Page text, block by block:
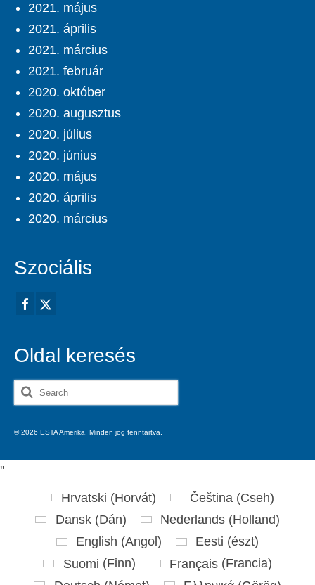
2021. május
2021. április
2021. március
2021. február
2020. október
2020. augusztus
2020. július
2020. június
2020. május
2020. április
2020. március
Szociális
Oldal keresés
Search
for:
© 2026 ESTA Amerika. Minden jog fenntartva.
''
Hrvatski (Horvát) Čeština (Cseh)
Dansk(Dán) Nederlands(Holland)
English (Angol ) Eesti (észt)
Suomi (Finn) Français(Francia)